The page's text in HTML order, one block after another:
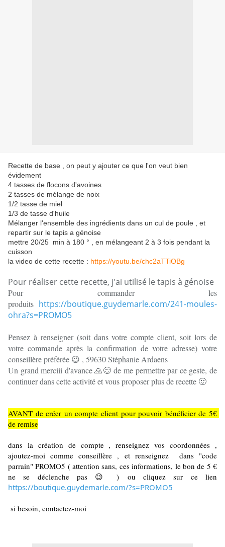
Recette de base , on peut y ajouter ce que l'on veut bien
évidement
4 tasses de flocons d'avoines
2 tasses de mélange de noix
1/2 tasse de miel
1/3 de tasse d'huile
Mélanger l'ensemble des ingrédients dans un cul de poule , et
repartir sur le tapis a génoise
mettre 20/25 min à 180 ° , en mélangeant 2 à 3 fois pendant la
cuisson
la video de cette recette : https://youtu.be/chc2aTTiOBg
Pour réaliser cette recette, j'ai utilisé le tapis à génoise
Pour commander les
produits https://boutique.guydemarle.com/241-moules-
ohra?s=PROMO5
Pensez à renseigner (soit dans votre compte client, soit lors de
votre commande après la confirmation de votre adresse) votre
conseillère préférée 😉 , 59630 Stéphanie Ardaens
Un grand merciii d'avance 🙏😊 de me permettre par ce geste, de
continuer dans cette activité et vous proposer plus de recette 🙂
AVANT de créer un compte client pour pouvoir bénéficier de 5€
de remise
dans la création de compte , renseignez vos coordonnées ,
ajoutez-moi comme conseillère , et renseignez  dans "code
parrain" PROMO5 ( attention sans, ces informations, le bon de 5 €
https://boutique.guydemarle.com/?s=PROMO5
si besoin, contactez-moi